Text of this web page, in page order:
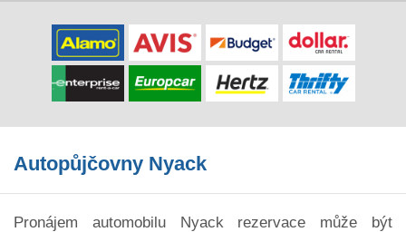
Autopůjčovny Nyack
Pronájem automobilu Nyack rezervace může být